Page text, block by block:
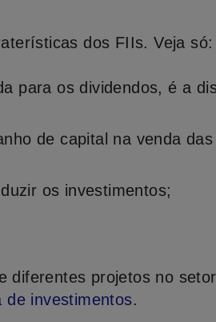
dos FIIs. Veja só:
para os dividendos, é a
de capital na venda
os investimentos;
diferentes projetos no
de investimentos.